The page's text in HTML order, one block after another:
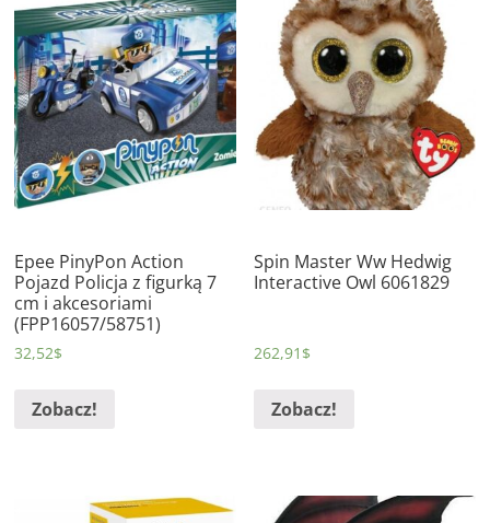
Epee PinyPon Action
Pojazd Policja z figurką 7
cm i akcesoriami
(FPP16057/58751)
32,52$
Zobacz!
Spin Master Ww Hedwig
Interactive Owl 6061829
262,91 $
Zobacz!